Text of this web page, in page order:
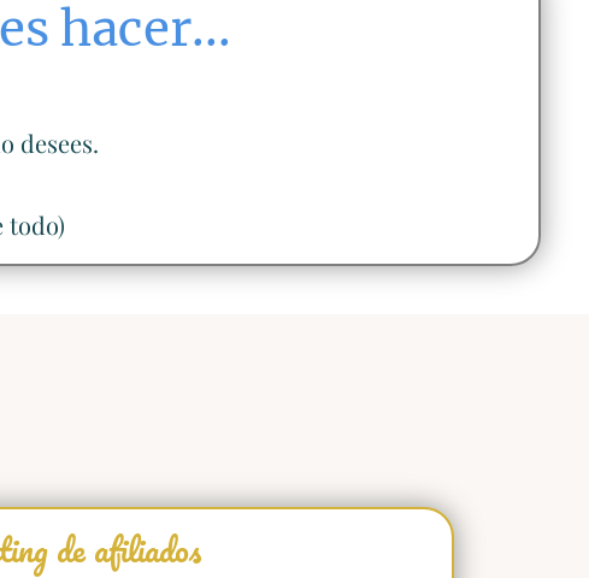
hacer...
desees.
todo)
de afiliados